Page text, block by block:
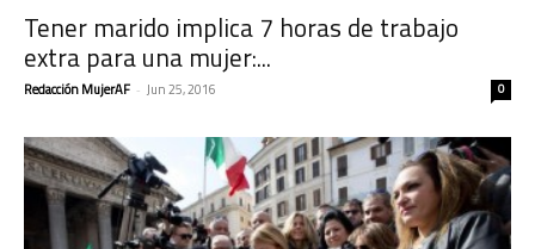
Tener marido implica 7 horas de trabajo
extra para una mujer:...
Redacción MujerAF - Jun 25, 2016 0